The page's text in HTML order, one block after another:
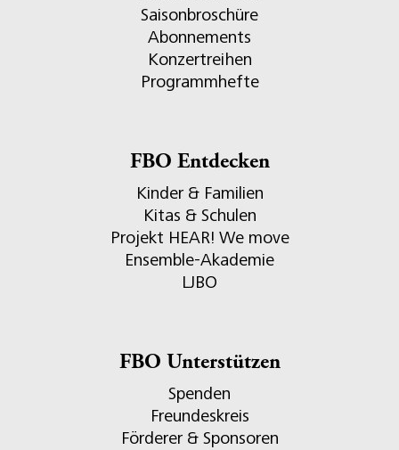
Saisonbroschüre
Abonnements
Konzertreihen
Programmhefte
FBO Entdecken
Kinder & Familien
Kitas & Schulen
Projekt HEAR! We move
Ensemble-Akademie
LJBO
FBO Unterstützen
Spenden
Freundeskreis
Förderer & Sponsoren